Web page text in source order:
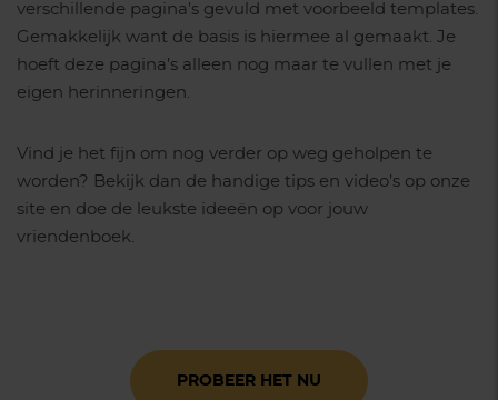
verschillende pagina’s gevuld met voorbeeld templates.
Gemakkelijk want de basis is hiermee al gemaakt. Je
hoeft deze pagina’s alleen nog maar te vullen met je
eigen herinneringen.
Vind je het fijn om nog verder op weg geholpen te
worden? Bekijk dan de handige tips en video’s op onze
site en doe de leukste ideeën op voor jouw
vriendenboek.
PROBEER HET NU